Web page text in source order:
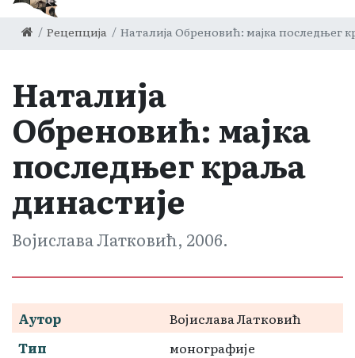
Рецепција Наталија Обреновић: мајка последњег
Наталија
Обреновић: мајка
последњег краља
династије
Војислава Латковић, 2006.
Аутор
Војислава Латковић
Тип
монографије